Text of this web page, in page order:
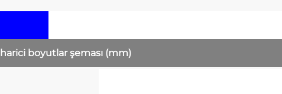
harici boyutlar şeması (mm)